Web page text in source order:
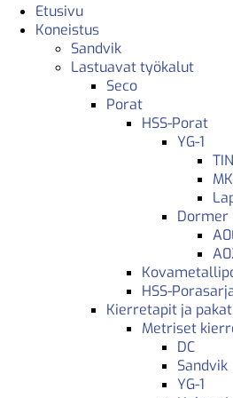
Etusivu
Koneistus
Sandvik
Lastuavat työkalut
Seco
Porat
HSS-Porat
YG-1
Dormer
HSS-
Kierretapit ja pakat
Metriset
DC
Sandvik
YG-1